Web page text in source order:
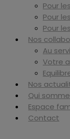
Pour
Pour
Pour
Nos
Au
Votre
Nos
Qui
Espace
Contact